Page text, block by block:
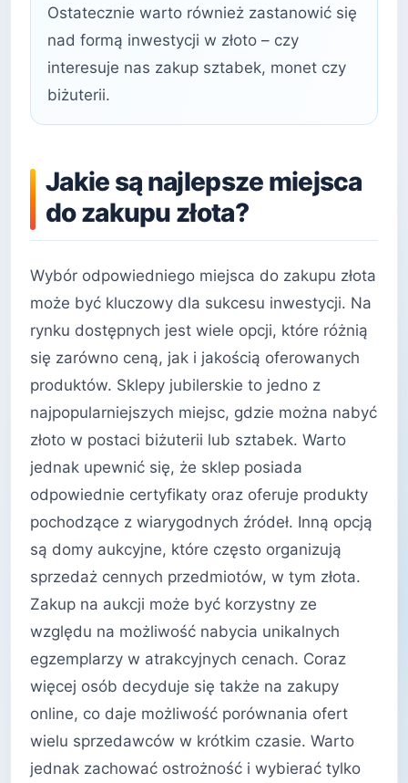
Ostatecznie warto również zastanowić się
nad formą inwestycji w złoto – czy
interesuje nas zakup sztabek, monet czy
biżuterii.
Jakie są najlepsze miejsca
do zakupu złota?
Wybór odpowiedniego miejsca do zakupu złota
może być kluczowy dla sukcesu inwestycji. Na
rynku dostępnych jest wiele opcji, które różnią
się zarówno ceną, jak i jakością oferowanych
produktów. Sklepy jubilerskie to jedno z
najpopularniejszych miejsc, gdzie można nabyć
złoto w postaci biżuterii lub sztabek. Warto
jednak upewnić się, że sklep posiada
odpowiednie certyfikaty oraz oferuje produkty
pochodzące z wiarygodnych źródeł. Inną opcją
są domy aukcyjne, które często organizują
sprzedaż cennych przedmiotów, w tym złota.
Zakup na aukcji może być korzystny ze
względu na możliwość nabycia unikalnych
egzemplarzy w atrakcyjnych cenach. Coraz
więcej osób decyduje się także na zakupy
online, co daje możliwość porównania ofert
wielu sprzedawców w krótkim czasie. Warto
jednak zachować ostrożność i wybierać tylko